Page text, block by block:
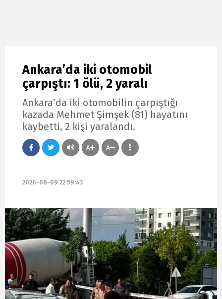
Ankara’da iki otomobil
çarpıştı: 1 ölü, 2 yaralı
Ankara’da iki otomobilin çarpıştığı
kazada Mehmet Şimşek (81) hayatını
kaybetti, 2 kişi yaralandı.
A A
2026-08-09 22:59:43